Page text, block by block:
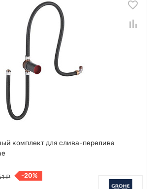
комплект для слива-перелива
₽ -20%